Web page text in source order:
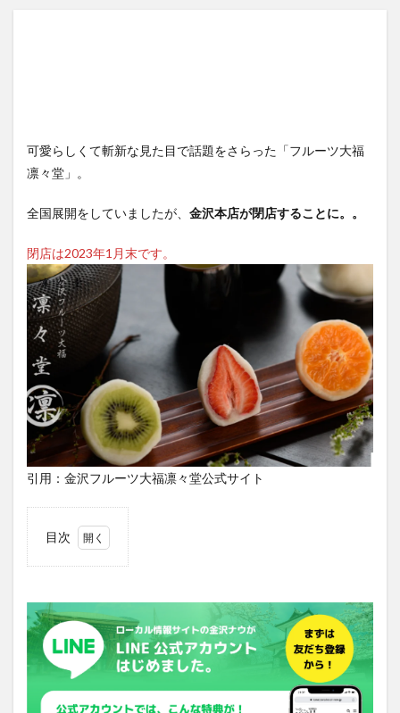
可愛らしくて斬新な見た目で話題をさらった「フルーツ大福
凛々堂」。
全国展開をしていましたが、 金沢本店が閉店することに。。
閉店は2023年1月末です。
引用：金沢フルーツ大福凛々堂公式サイト
目次
ツ大
福
凛々
堂」
の総
本店
が閉